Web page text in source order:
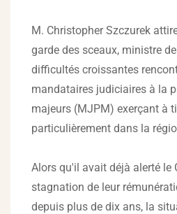
M. Christopher Szczurek
garde des sceaux, ministre
difficultés croissantes
mandataires judiciaires à la
majeurs (MJPM) exerçant à
particulièrement dans la
Alors qu'il avait déjà alerté le
stagnation de leur
depuis plus de dix ans, la